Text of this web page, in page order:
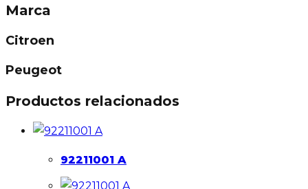
Marca
Citroen
Peugeot
Productos relacionados
92211001 A